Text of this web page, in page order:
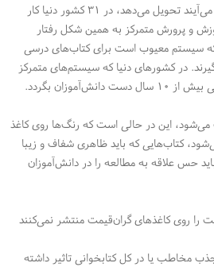
کتاب‌ها را به گروهی که سال بعد می‌آیند تحویل می‌دهد، در ۳۱ کشور دنیا کار
و پرورش متمرکز به همین شکل رفتار
که سیستم معیوب است برای کتاب‌های درسی
در کشورهای دنیا که سیستم‌های متمرکز
بگردد.
این در حالی است که رنگ‌ها روی کاغذ
کتاب‌هایی که باید ظاهری شفاف و زیبا
حس علاقه به مطالعه را در دانش‌آموزان
را روی کاغذهای گران‌قیمت منتشر نمی‌کنند
مخاطب یا در کل کتابخوانی تاثیر داشته